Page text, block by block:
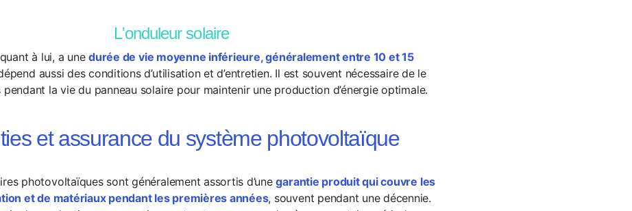
L'onduleur solaire
quant à lui, a unedurée de vie moyenne inférieure, généralement entre 10 et 15
aussi des conditions d’utilisation et d’entretien. Il est souvent nécessaire de le
la vie du panneau solaire pour maintenir une production d’énergie optimale.
et assurance du système photovoltaïque
photovoltaïques sont généralement assortis d’unegarantie produit qui couvre les
et de matériaux pendant les premières années, souvent pendant une décennie.